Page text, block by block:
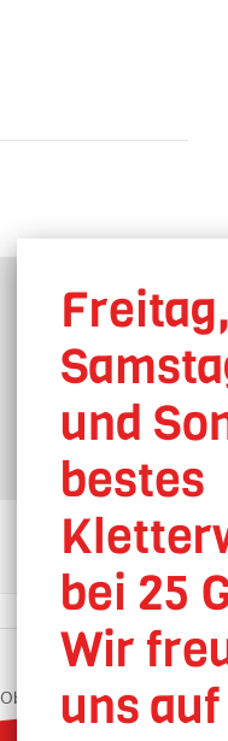
Oberhausen geöffnet